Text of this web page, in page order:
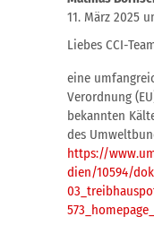
11. März 2025
Liebes CCI-
eine
Verordnung
bekannten
des
https://
dien/10594/